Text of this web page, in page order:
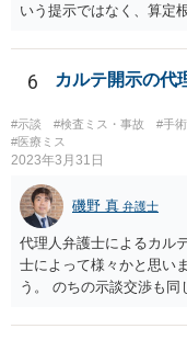
いう提示ではなく、算定
面、針刺し事故について
ースが多く、早期解決
得ないかとも思います。
などには、弁護士へのご
への依頼が必要になる際
らうために、一度法律事
せん。
6 カルテ開示の代
#示談 #検査ミス・事故 #手
#医療ミス
2023年3月31日
磯野 真 弁護士
代理人弁護士によるカル
士によって様々かと思い
う。 のちの示談交渉も
いたほうが良いと思われ